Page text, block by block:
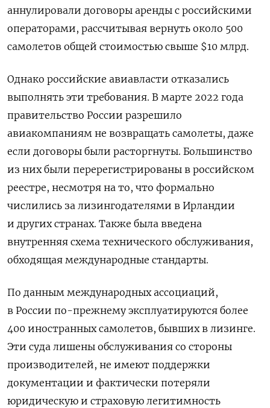
аннулировали договоры аренды с российскими
операторами, рассчитывая вернуть около 500
самолетов общей стоимостью свыше $10 млрд.
Однако российские авиавласти отказались
выполнять эти требования. В марте 2022 года
правительство России разрешило
авиакомпаниям не возвращать самолеты, даже
если договоры были расторгнуты. Большинство
из них были перерегистрированы в российском
реестре, несмотря на то, что формально
числились за лизингодателями в Ирландии
и других странах. Также была введена
внутренняя схема технического обслуживания,
обходящая международные стандарты.
По данным международных ассоциаций,
в России по-прежнему эксплуатируются более
400 иностранных самолетов, бывших в лизинге.
Эти суда лишены обслуживания со стороны
производителей, не имеют поддержки
документации и фактически потеряли
юридическую и страховую легитимность